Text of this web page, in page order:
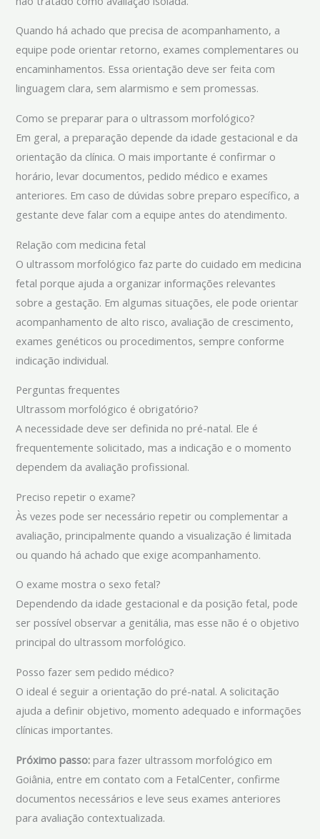
Quando há achado que precisa de acompanhamento, a
equipe pode orientar retorno, exames complementares ou
encaminhamentos. Essa orientação deve ser feita com
linguagem clara, sem alarmismo e sem promessas.
Como se preparar para o ultrassom morfológico?
Em geral, a preparação depende da idade gestacional e da
orientação da clínica. O mais importante é confirmar o
horário, levar documentos, pedido médico e exames
anteriores. Em caso de dúvidas sobre preparo específico, a
gestante deve falar com a equipe antes do atendimento.
Relação com medicina fetal
O ultrassom morfológico faz parte do cuidado em medicina
fetal porque ajuda a organizar informações relevantes
sobre a gestação. Em algumas situações, ele pode orientar
acompanhamento de alto risco, avaliação de crescimento,
exames genéticos ou procedimentos, sempre conforme
indicação individual.
Perguntas frequentes
Ultrassom morfológico é obrigatório?
A necessidade deve ser definida no pré-natal. Ele é
frequentemente solicitado, mas a indicação e o momento
dependem da avaliação profissional.
Preciso repetir o exame?
Às vezes pode ser necessário repetir ou complementar a
avaliação, principalmente quando a visualização é limitada
ou quando há achado que exige acompanhamento.
O exame mostra o sexo fetal?
Dependendo da idade gestacional e da posição fetal, pode
ser possível observar a genitália, mas esse não é o objetivo
principal do ultrassom morfológico.
Posso fazer sem pedido médico?
O ideal é seguir a orientação do pré-natal. A solicitação
ajuda a definir objetivo, momento adequado e informações
clínicas importantes.
Próximo passo: para fazer ultrassom morfológico em
Goiânia, entre em contato com a FetalCenter, confirme
documentos necessários e leve seus exames anteriores
para avaliação contextualizada.